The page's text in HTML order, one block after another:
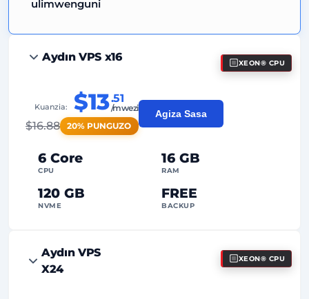
ulimwenguni
Aydın VPS x16 XEON® CPU
6 Core
CPU
16 GB
RAM
120 GB
NVME
FREE
BACKUP
Kuanzia: $13.51
/mwezi
$16.88 20% PUNGUZO
Agiza Sasa
99%
Aydın VPS
X24
XEON® CPU